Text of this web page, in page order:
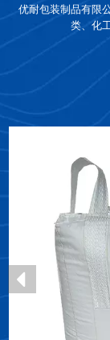
优耐包装制品有限
类、化